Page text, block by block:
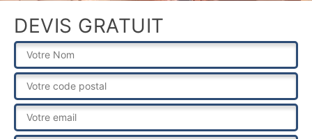
DEVIS GRATUIT